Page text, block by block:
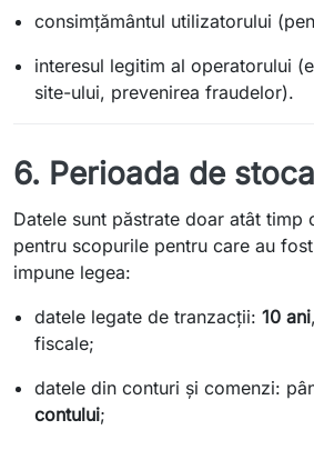
consimțământul utilizatorului
interesul legitim al operatorului
site-ului, prevenirea fraudelor).
6. Perioada de
Datele sunt păstrate doar atât timp
pentru scopurile pentru care au
impune legea:
datele legate de tranzacții:10 ani
fiscale;
datele din conturi și comenzi:
contului;